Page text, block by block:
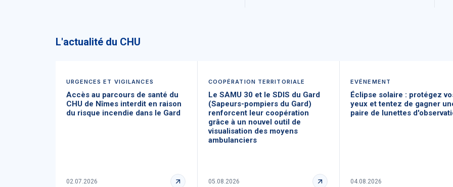
L'actualité du CHU
URGENCES ET VIGILANCES
Accès au parcours de santé du
CHU de Nîmes interdit en raison
du risque incendie dans le Gard
02.07.2026
COOPÉRATION TERRITORIALE
Le SAMU 30 et le SDIS du Gard
(Sapeurs-pompiers du Gard)
renforcent leur coopération
grâce à un nouvel outil de
visualisation des moyens
ambulanciers
05.08.2026
EVÉNEMENT
Éclipse solaire : protégez
yeux et tentez de gagner
paire de lunettes
04.08.2026